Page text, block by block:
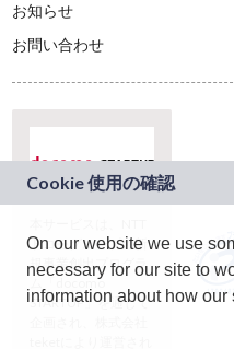
お知らせ
お問い合わせ
ドコモグループの新
規事業創出プログラ
ム「docomo
STARTUP」を通じて
On our website we use
necessary for our site to
information about how our